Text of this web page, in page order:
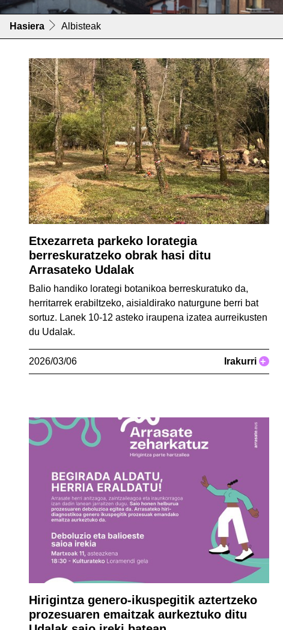
Hasiera Albisteak
Etxezarreta parkeko lorategia
berreskuratzeko obrak hasi ditu
Arrasateko Udalak
Balio handiko lorategi botanikoa berreskuratuko da,
herritarrek erabiltzeko, aisialdirako naturgune berri bat
sortuz. Lanek 10-12 asteko iraupena izatea aurreikusten
du Udalak.
2026/03/06 Irakurri +
Hirigintza genero-ikuspegitik aztertzeko
prozesuaren emaitzak aurkeztuko ditu